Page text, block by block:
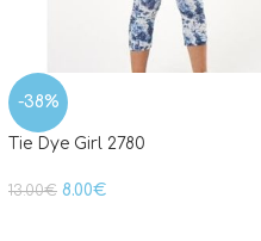
-38%
Tie Dye Girl 2780
13.00€ 8.00€